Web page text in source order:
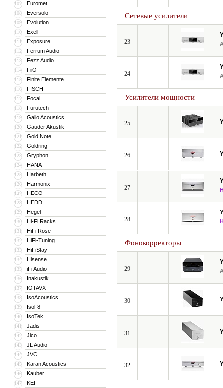
107 Euromet
108 Eversolo
109 Evolution
110 Exell
111 Exposure
112 Ferrum Audio
113 Fezz Audio
114 FiiO
115 Finite Elemente
116 FISCH
117 Focal
118 Furutech
119 Gallo Acoustics
120 Gauder Akustik
121 Gold Note
122 Goldring
123 Gryphon
124 HANA
125 Harbeth
126 Harmonix
127 HECO
128 HEDD
129 Hegel
130 Hi-Fi Racks
131 HiFi Rose
132 HiFi-Tuning
133 HiFiStay
134 Hisense
135 iFi Audio
136 Inakustik
137 IOTAVX
138 IsoAcoustics
139 Isol-8
140 IsoTek
141 Jadis
142 Jico
143 JL Audio
144 JVC
145 Karan Acoustics
146 Kauber
147 KEF
Сетевые усилители
23
24
Усилители мощности
25
26
27
28
Фонокорректоры
29
30
31
32